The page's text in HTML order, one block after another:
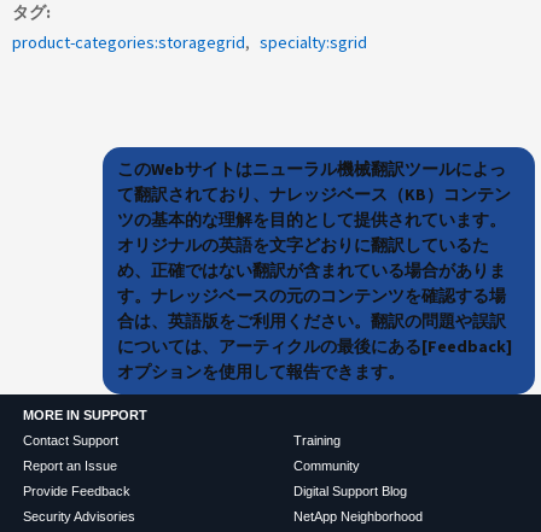
タグ
product-categories:storagegrid
specialty:sgrid
このWebサイトはニューラル機械翻訳ツールによっ
て翻訳されており、ナレッジベース（KB）コンテン
ツの基本的な理解を目的として提供されています。
オリジナルの英語を文字どおりに翻訳しているた
め、正確ではない翻訳が含まれている場合がありま
す。ナレッジベースの元のコンテンツを確認する場
合は、英語版をご利用ください。翻訳の問題や誤訳
については、アーティクルの最後にある[Feedback]
オプションを使用して報告できます。
MORE IN SUPPORT
Contact Support
Report an Issue
Provide Feedback
Security Advisories
Training
Community
Digital Support Blog
NetApp Neighborhood